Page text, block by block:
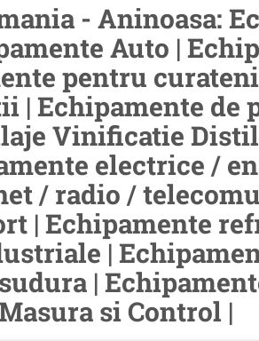
- Aninoasa:
Auto |
pentru
| Echipamente de
Vinificatie
electrice /
/ radio /
| Echipamente
|
|
si Control |